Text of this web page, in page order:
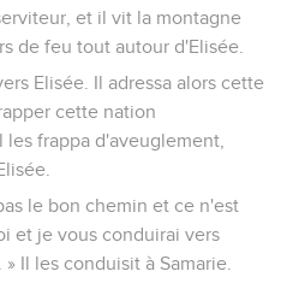
et il vit la montagne
de feu tout autour d'Elisée.
Elisée. Il adressa alors cette
cette nation
frappa d'aveuglement,
le bon chemin et ce n'est
et je vous conduirai vers
Il les conduisit à Samarie.